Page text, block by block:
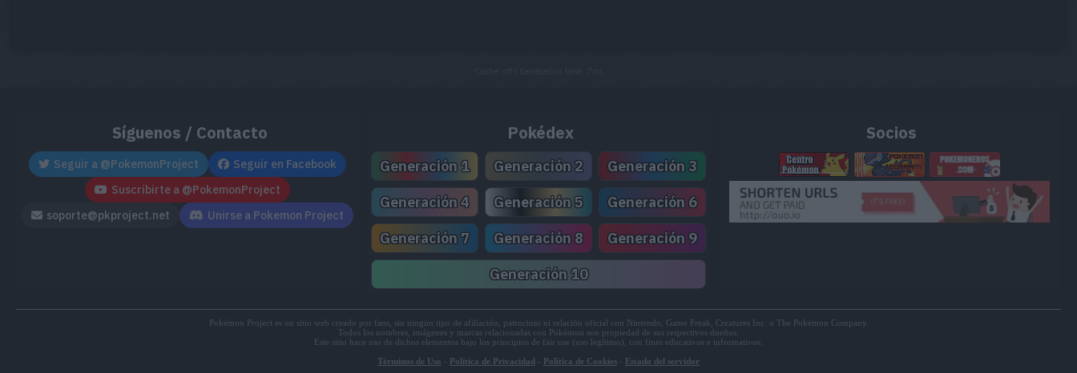
Síguenos / Contacto
Seguir a @PokemonProject
Seguir en Facebook
Suscribirte a @PokemonProject
soporte@pkproject.net
Unirse a Pokemon Project
Pokédex
Generación 1 Generación 2
Generación 3
Generación 4
Generación 5
Generación 6
Generación 7
Generación 8
Generación 9
Generación 10
Socios
Pokémon Project es un sitio web creado por fans, sin ningún tipo de afiliación, patrocinio ni relación oficial con Nintendo, Game Freak, Creatures Inc. o The Pokémon Company.
Todos los nombres, imágenes y marcas relacionadas con Pokémon son propiedad de sus respectivos dueños.
Este sitio hace uso de dichos elementos bajo los principios de fair use (uso legítimo), con fines educativos e informativos.
Términos de Uso - Política de Privacidad - Política de Cookies - Estado del servidor